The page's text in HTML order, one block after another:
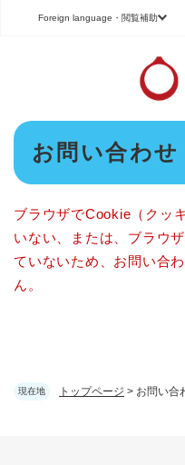
メニュー
Foreign language ・閲覧補助
Foreign language
日本語（Japanese）
Português（ポルトガル語
文字サイズ 標準 拡大
現在地 トップページ > お問い合
本
お問い合わせ
ブラウザでCookie（クッ
いない、または、ブラウ
ていないため、お問い合
ん。